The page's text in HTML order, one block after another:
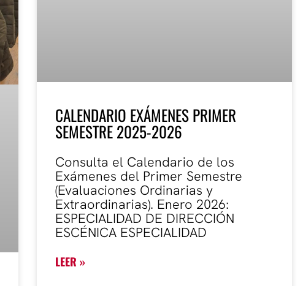
CALENDARIO EXÁMENES PRIMER
SEMESTRE 2025-2026
Consulta el Calendario de los
Exámenes del Primer Semestre
(Evaluaciones Ordinarias y
Extraordinarias). Enero 2026:
ESPECIALIDAD DE DIRECCIÓN
ESCÉNICA ESPECIALIDAD
LEER »